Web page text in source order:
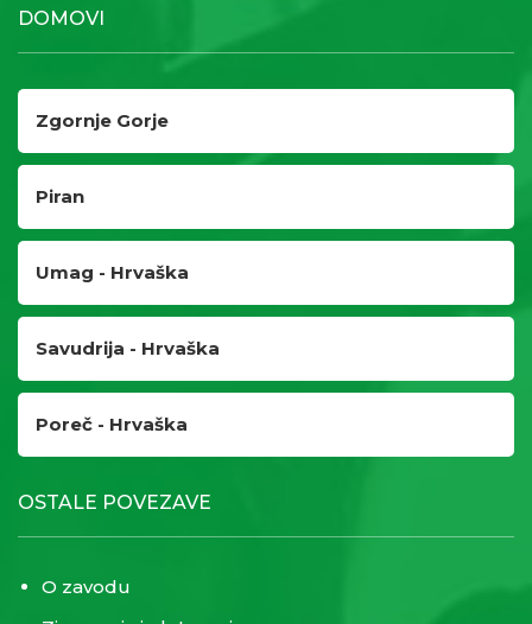
DOMOVI
Zgornje Gorje
Piran
Umag - Hrvaška
Savudrija - Hrvaška
Poreč - Hrvaška
OSTALE POVEZAVE
O zavodu